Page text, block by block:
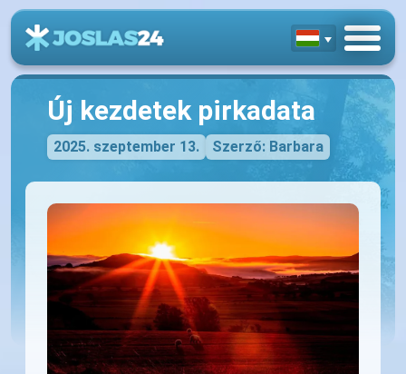
Új kezdetek pirkadata
2025. szeptember 13. Szerző: Barbara